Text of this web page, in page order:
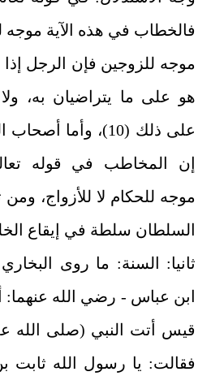
فالخطاب في هذه الآية موجه
موجه للزوجين فإن الرجل إذا
هو على ما يتراضيان به،
على ذلك (10)، وأما
إن المخاطب في قوله
موجه للحكام لا للأزواج،
السلطان سلطة في إيقاع
ثانيا: السنة: ما روى
ابن عباس - رضي الله عنهما:
قيس أتت النبي (صلى الله
فقالت: يا رسول الله